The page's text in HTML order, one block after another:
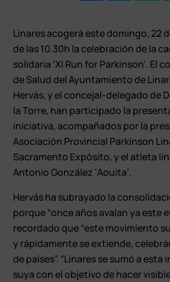
Linares acogerá este domingo, 22
de las 10.30h la celebración de la
solidaria ‘XI Run for Parkinson’. El
de Salud del Ayuntamiento de
Hervás, y el concejal-delegado de
la Torre, han participado la
iniciativa, acompañados por la
Asociación Provincial Parkinson
Sacramento Expósito, y el atleta
Antonio González ‘Aouita’.
Hervás ha subrayado la
porque “once años avalan ya este
recordado que “este movimiento
y rápidamente se extiende,
de países”. “Linares se sumó a esta
suya con el objetivo de hacer